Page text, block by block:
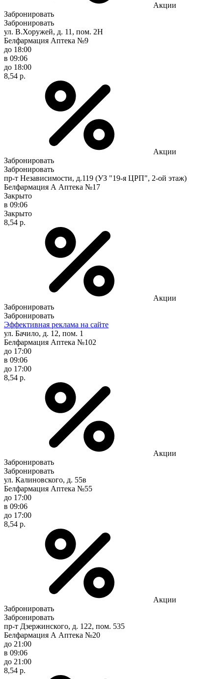
Акции
Забронировать
Забронировать
ул. В.Хоружей, д. 11, пом. 2Н
Белфармация Аптека №9
до 18:00
в 09:06
до 18:00
8,54 р.
Акции
Забронировать
Забронировать
пр-т Независимости, д.119 (УЗ "19-я ЦРП", 2-ой этаж)
Белфармация А Аптека №17
Закрыто
в 09:06
Закрыто
8,54 р.
Акции
Забронировать
Забронировать
Эффективная реклама на сайте
ул. Бачило, д. 12, пом. 1
Белфармация Аптека №102
до 17:00
в 09:06
до 17:00
8,54 р.
Акции
Забронировать
Забронировать
ул. Калиновского, д. 55в
Белфармация Аптека №55
до 17:00
в 09:06
до 17:00
8,54 р.
Акции
Забронировать
Забронировать
пр-т Дзержинского, д. 122, пом. 535
Белфармация А Аптека №20
до 21:00
в 09:06
до 21:00
8,54 р.